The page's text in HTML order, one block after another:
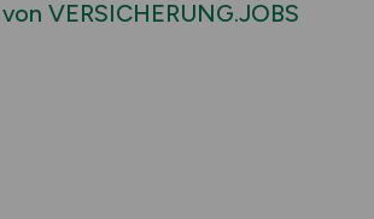
VERSICHERUNG.JOBS